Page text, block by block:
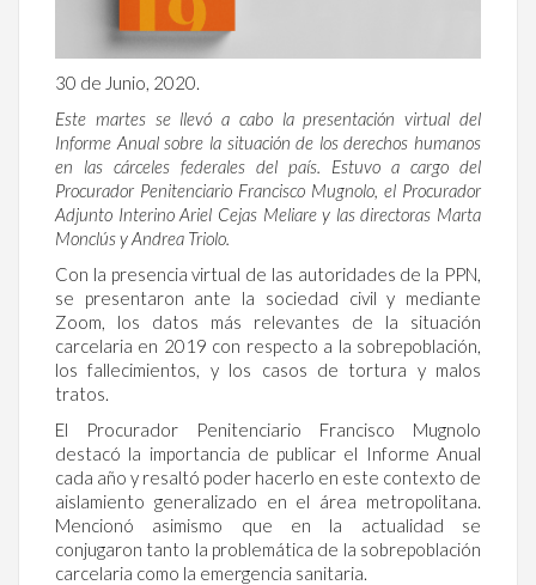
30 de Junio, 2020.
Este martes se llevó a cabo la presentación virtual del
Informe Anual sobre la situación de los derechos humanos
en las cárceles federales del país. Estuvo a cargo del
Procurador Penitenciario Francisco Mugnolo, el Procurador
Adjunto Interino Ariel Cejas Meliare y las directoras Marta
Monclús y Andrea Triolo.
Con la presencia virtual de las autoridades de la PPN,
se presentaron ante la sociedad civil y mediante
Zoom, los datos más relevantes de la situación
carcelaria en 2019 con respecto a la sobrepoblación,
los fallecimientos, y los casos de tortura y malos
tratos.
El Procurador Penitenciario Francisco Mugnolo
destacó la importancia de publicar el Informe Anual
cada año y resaltó poder hacerlo en este contexto de
aislamiento generalizado en el área metropolitana.
Mencionó asimismo que en la actualidad se
conjugaron tanto la problemática de la sobrepoblación
carcelaria como la emergencia sanitaria.